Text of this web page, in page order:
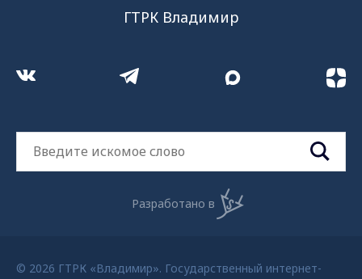
ГТРК Владимир
Разработано в
© 2026 ГТРК «Владимир». Государственный интернет-